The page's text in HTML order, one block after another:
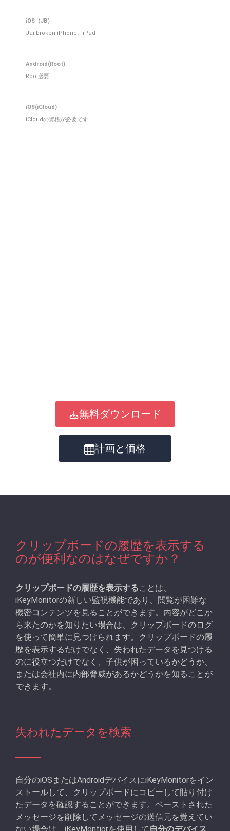
iOS（JB）
Jailbroken iPhone、iPad
Android(Root)
Root必要
iOS(iCloud)
iCloudの資格が必要です
無料ダウンロード
計画と価格
クリップボードの履歴を表示する
のが便利なのはなぜですか？
クリップボードの履歴を表示することは、
iKeyMonitorの新しい監視機能であり、閲覧が困難な
機密コンテンツを見ることができます。内容がどこか
ら来たのかを知りたい場合は、クリップボードのログ
を使って簡単に見つけられます。クリップボードの履
歴を表示するだけでなく、失われたデータを見つける
のに役立つだけでなく、子供が困っているかどうか、
または会社内に内部脅威があるかどうかを知ることが
できます。
失われたデータを検索
自分のiOSまたはAndroidデバイスにiKeyMonitorをイン
ストールして、クリップボードにコピーして貼り付け
たデータを確認することができます。ペーストされた
メッセージを削除してメッセージの送信元を覚えてい